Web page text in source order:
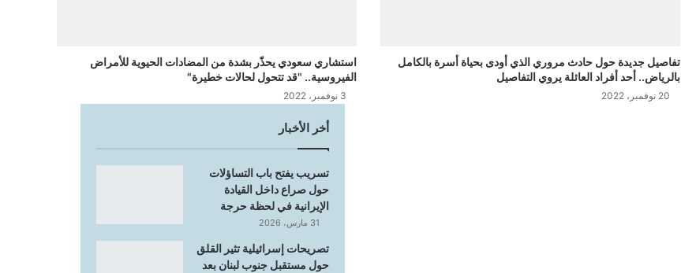
تفاصيل جديدة حول حادث مروري الذي أودى بحياة أسرة بالكامل
بالرياض.. أحد أفراد العائلة يروي التفاصيل
20 نوفمبر، 2022
استشاري سعودي يحذّر بشدة من المضادات الحيوية للأمراض
الفيروسية.. "قد تتحول لحالات خطيرة"
3 نوفمبر، 2022
أخر الأخبار
تسريب يفتح باب التساؤلات
حول صراع داخل القيادة
الإيرانية في لحظة حرجة
31 مارس، 2026
تصريحات إسرائيلية تثير القلق
حول مستقبل جنوب لبنان بعد